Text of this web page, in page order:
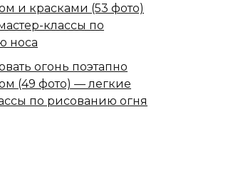
и красками (53 фото)
классы по
носа
огонь поэтапно
(49 фото) — легкие
по рисованию огня